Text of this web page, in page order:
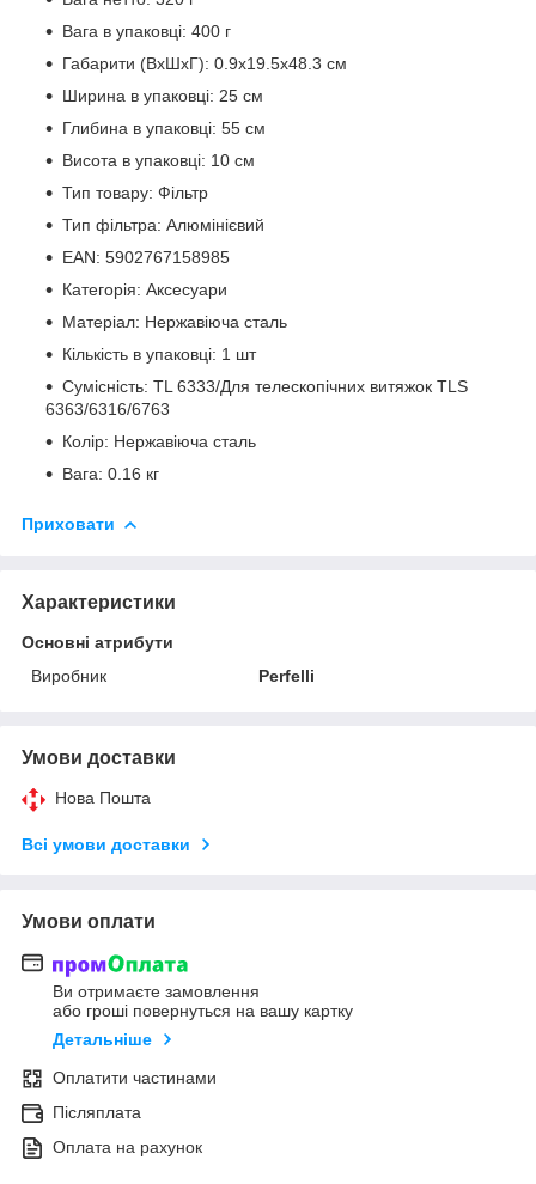
Вага в упаковці: 400 г
Габарити (ВxШxГ): 0.9x19.5x48.3 см
Ширина в упаковці: 25 см
Глибина в упаковці: 55 см
Висота в упаковці: 10 см
Тип товару: Фільтр
Тип фільтра: Алюмінієвий
EAN: 5902767158985
Категорія: Аксесуари
Матеріал: Нержавіюча сталь
Кількість в упаковці: 1 шт
Сумісність: TL 6333/Для телескопічних витяжок TLS
6363/6316/6763
Колір: Нержавіюча сталь
Вага: 0.16 кг
Приховати
Характеристики
Основні атрибути
Виробник
Perfelli
Умови доставки
Нова Пошта
Всі умови доставки
Умови оплати
Ви отримаєте замовлення
або гроші повернуться на вашу картку
Детальніше
Оплатити частинами
Післяплата
Оплата на рахунок